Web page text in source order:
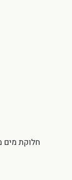
חלוקת מים